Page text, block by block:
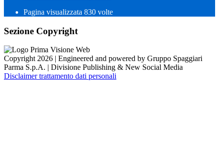
Pagina visualizzata 830 volte
Sezione Copyright
Copyright 2026 | Engineered and powered by Gruppo Spaggiari
Parma S.p.A. | Divisione Publishing & New Social Media
Disclaimer trattamento dati personali